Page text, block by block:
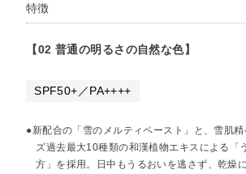
特徴
【02 普通の明るさの自然な色】
SPF50+／PA++++
●新配合の「雪のメルティペースト」と、雪肌
ズ過去最大10種類の和漢植物エキスによる「
方」を採用。日中もうるおいを逃さず、乾燥